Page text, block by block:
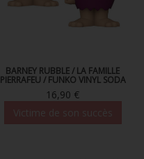
BARNEY RUBBLE / LA FAMILLE
PIERRAFEU / FUNKO VINYL SODA
16,90 €